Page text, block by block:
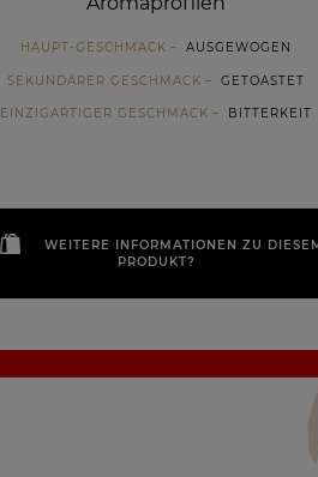
HAUPT-GESCHMACK AUSGEWOGEN
SEKUNDÄRER GESCHMACK GETOASTET
EINZIGARTIGER GESCHMACK BITTERKEIT
WEITERE INFORMATIONEN ZU
PRODUKT?